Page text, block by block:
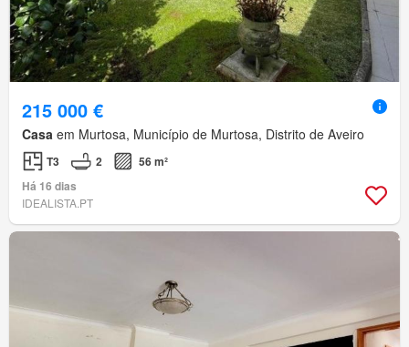
215 000 €
Casa em Murtosa, Município de Murtosa, Distrito de Aveiro
T3 2
56 m²
Há 16 dias
IDEALISTA.PT